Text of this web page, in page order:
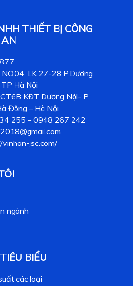
THIẾT BỊ CÔNG
AN
LK 27-28 P.Dương
Hà Nội
KĐT Dương Nội- P.
Đông – Hà Nội
255 – 0948 267 242
jsc.com/
ngành
BIỂU
các loại